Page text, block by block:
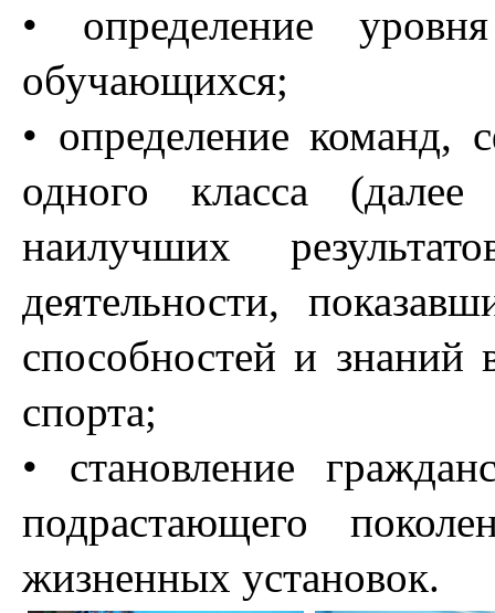
• определение
обучающихся;
• определение команд,
одного класса
наилучших
деятельности,
способностей и знаний
спорта;
• становление
подрастающего
жизненных установок.